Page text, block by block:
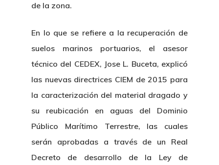
de la zona.
En lo que se refiere a la recuperación de
suelos marinos portuarios, el asesor
técnico del CEDEX, Jose L. Buceta, explicó
las nuevas directrices CIEM de 2015 para
la caracterización del material dragado y
su reubicación en aguas del Dominio
Público Marítimo Terrestre, las cuales
serán aprobadas a través de un Real
Decreto de desarrollo de la Ley de
Nosotros
Organización
Patronato
Novedades
Actualidad
Eventos
Proyectos
Publicaciones